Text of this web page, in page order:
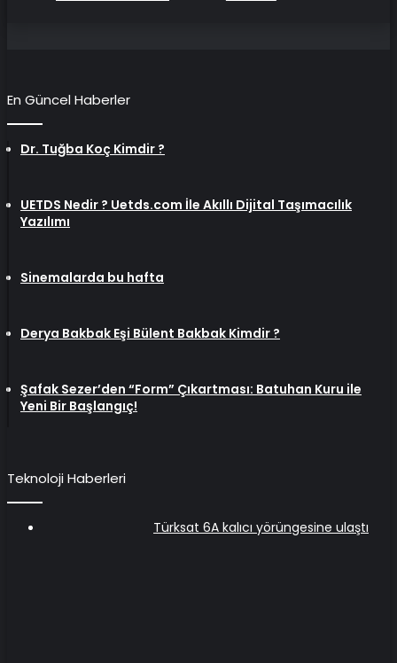
En Güncel Haberler
Dr. Tuğba Koç Kimdir ?
UETDS Nedir ? Uetds.com İle Akıllı Dijital Taşımacılık
Yazılımı
Sinemalarda bu hafta
Derya Bakbak Eşi Bülent Bakbak Kimdir ?
Şafak Sezer’den “Form” Çıkartması: Batuhan Kuru ile
Yeni Bir Başlangıç!
Teknoloji Haberleri
Türksat 6A kalıcı yörüngesine ulaştı